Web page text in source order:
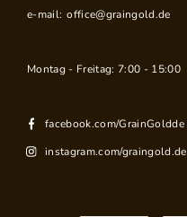
e-mail: office@graingold.de
Montag - Freitag: 7:00 - 15:00
facebook.com/GrainGoldde
instagram.com/graingold.de